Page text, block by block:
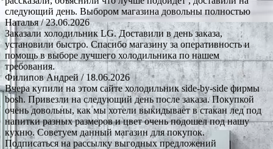
следующий день. Выбором магазина довольны полностью
Наталья/ 23.06.2026
Заказали холодильник LG. Доставили в день заказа,
установили быстро. Спасибо магазину за оперативность и
помощь в выборе лучшего холодильника по нашем
требования.
Филипов Андрей / 18.06.2026
Вчера купили на этом сайте холодильник side-by-side фирмы
bosh. Привезли на следующий день после заказа. Покупкой
очень довольны, как мы хотели выкидывает в стакан лед под
напитки разных размеров и цвет очень подошел под нашу
кухню. Советуем данный магазин для покупок.
Подписаться на рассылку выгодных предложений